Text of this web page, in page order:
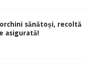
sănătoși, recoltă
asigurată!